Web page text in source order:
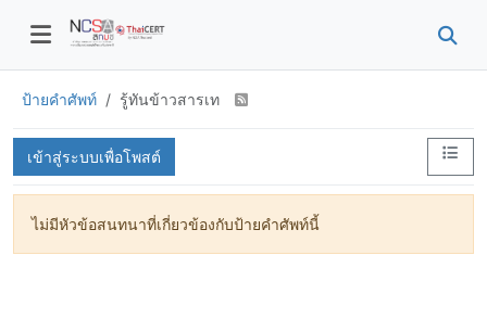
ป้ายคำศัพท์ รู้ทันข้าวสารเท
เข้าสู่ระบบเพื่อโพสต์
ไม่มีหัวข้อสนทนาที่เกี่ยวข้องกับป้ายคำศัพท์นี้